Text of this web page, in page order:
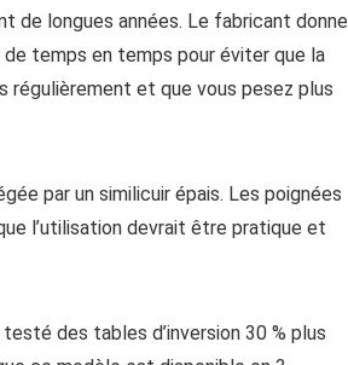
de longues années. Le fabricant donne
temps en temps pour éviter que la
régulièrement et que vous pesez plus
par un similicuir épais. Les poignées
l’utilisation devrait être pratique et
des tables d’inversion 30 % plus